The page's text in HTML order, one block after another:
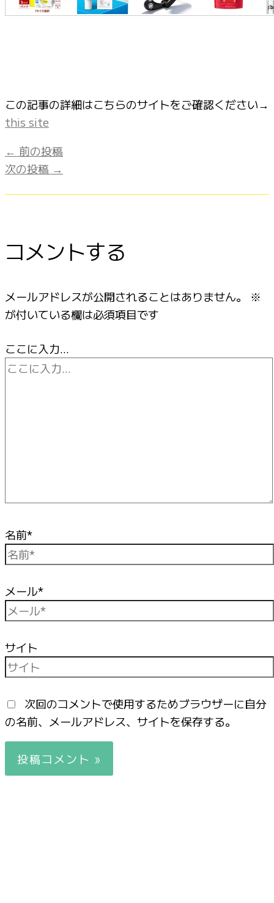
この記事の詳細はこちらのサイトをご確認ください→
this site
← 前の投稿
次の投稿 →
コメントする
メールアドレスが公開されることはありません。
※
が付いている欄は必須項目です
ここに入力…
名前*
メール*
サイト
次回のコメントで使用するためブラウザーに自分
の名前、メールアドレス、サイトを保存する。